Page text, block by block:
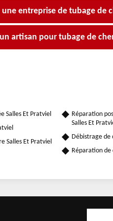
une entreprise de tubage de
artisan pour tubage de
Salles Et Pratviel
Salles Et Pratviel
Réparation
Salles Et
Débistrage de
Réparation de